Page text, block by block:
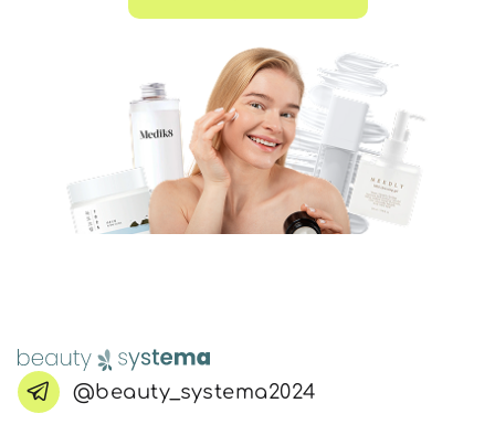
@beauty_systema2024